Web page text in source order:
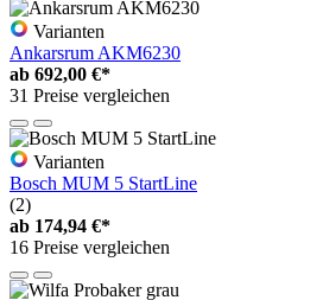
Varianten
Ankarsrum AKM6230
ab 692,00 €*
31 Preise vergleichen
Varianten
Bosch MUM 5 StartLine
(2)
ab 174,94 €*
16 Preise vergleichen